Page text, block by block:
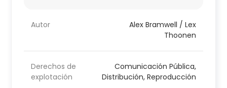
Autor
Alex Bramwell / Lex
Thoonen
Derechos de
explotación
Comunicación Pública,
Distribución, Reproducción